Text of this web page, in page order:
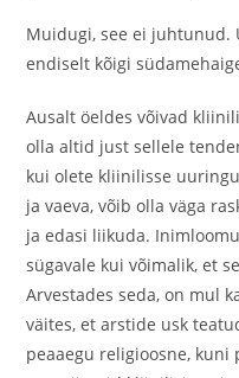
Muidugi, see ei juhtunud.
endiselt kõigi
Ausalt öeldes võivad
olla altid just sellele
kui olete kliinilisse
ja vaeva, võib olla väga
ja edasi liikuda.
sügavale kui võimalik, et
Arvestades seda, on mul
väites, et arstide usk
peaaegu religioosne,